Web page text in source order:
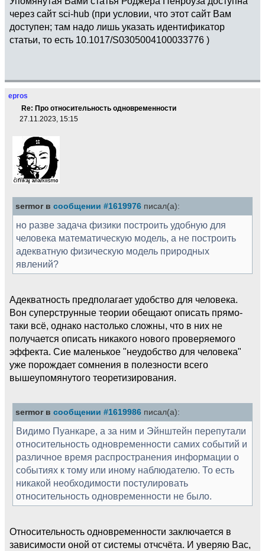
через сайт sci-hub (при условии, что этот сайт Вам
доступен; там надо лишь указать идентификатор
статьи, то есть 10.1017/S0305004100033776 )
epros
Re: Про относительность одновременности
27.11.2023, 15:15
sermor в сообщении #1619976 писал(а):
но разве задача физики построить удобную для
человека математическую модель, а не построить
адекватную физическую модель природных
явлений?
Адекватность предполагает удобство для человека.
Вон суперструнные теории обещают описать прямо-
таки всё, однако настолько сложны, что в них не
получается описать никакого нового проверяемого
эффекта. Сие маленькое "неудобство для человека"
уже порождает сомнения в полезности всего
вышеупомянутого теоретизирования.
sermor в сообщении #1619986 писал(а):
Видимо Пуанкаре, а за ним и Эйнштейн перепутали
относительность одновременности самих событий и
различное время распространения информации о
событиях к тому или иному наблюдателю. То есть
никакой необходимости постулировать
относительность одновременности не было.
Относительность одновременности заключается в
зависимости оной от системы отчсчёта. И уверяю Вас,